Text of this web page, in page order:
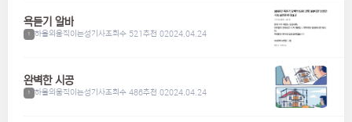
욕듣기 알바
1 하울의움직이는성기사조회수 521추천 02024.04.24
완벽한 시공
1 하울의움직이는성기사조회수 486추천 02024.04.24